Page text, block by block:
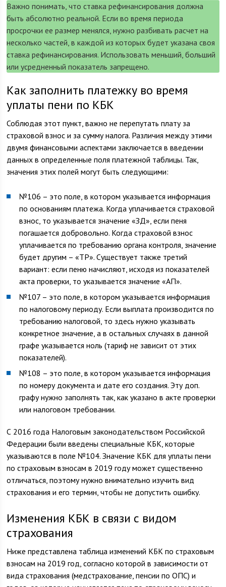
Важно понимать, что ставка рефинансирования должна
быть абсолютно реальной. Если во время периода
просрочки ее размер менялся, нужно разбивать расчет на
несколько частей, в каждой из которых будет указана своя
ставка рефинансирования. Использовать меньший, больший
или усредненный показатель запрещено.
Как заполнить платежку во время
уплаты пени по КБК
Соблюдая этот пункт, важно не перепутать плату за
страховой взнос и за сумму налога. Различия между этими
двумя финансовыми аспектами заключается в введении
данных в определенные поля платежной таблицы. Так,
значения этих полей могут быть следующими:
№106 – это поле, в котором указывается информация
по основаниям платежа. Когда уплачивается страховой
взнос, то указывается значение «ЗД», если пеня
погашается добровольно. Когда страховой взнос
уплачивается по требованию органа контроля, значение
будет другим – «ТР». Существует также третий
вариант: если пеню начисляют, исходя из показателей
акта проверки, то указывается значение «АП».
№107 – это поле, в котором указывается информация
по налоговому периоду. Если выплата производится по
требованию налоговой, то здесь нужно указывать
конкретное значение, а в остальных случаях в данной
графе указывается ноль (тариф не зависит от этих
показателей).
№108 – это поле, в котором указывается информация
по номеру документа и дате его создания. Эту доп.
графу нужно заполнять так, как указано в акте проверки
или налоговом требовании.
С 2016 года Налоговым законодательством Российской
Федерации были введены специальные КБК, которые
указываются в поле №104. Значение КБК для уплаты пени
по страховым взносам в 2019 году может существенно
отличаться, поэтому нужно внимательно изучить вид
страхования и его термин, чтобы не допустить ошибку.
Изменения КБК в связи с видом
страхования
Ниже представлена таблица изменений КБК по страховым
взносам на 2019 год, согласно которой в зависимости от
вида страхования (медстрахование, пенсии по ОПС) и